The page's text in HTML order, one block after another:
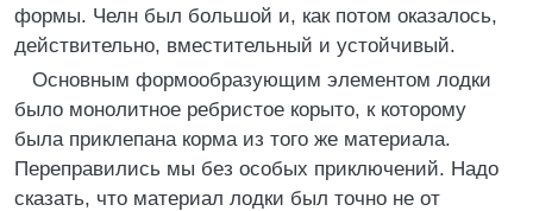
формы. Челн был большой и, как потом оказалось,
действительно, вместительный и устойчивый.
Основным формообразующим элементом лодки
было монолитное ребристое корыто, к которому
была приклепана корма из того же материала.
Переправились мы без особых приключений. Надо
сказать, что материал лодки был точно не от